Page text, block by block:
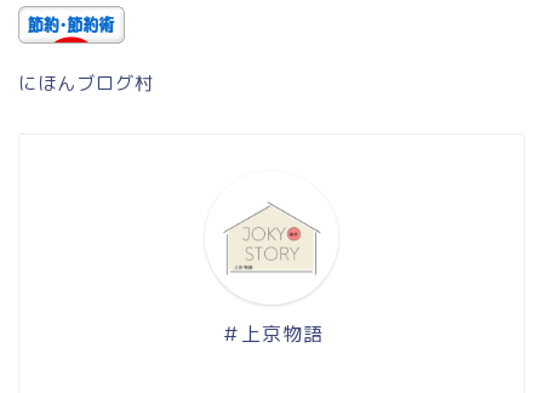
にほんブログ村
＃上京物語